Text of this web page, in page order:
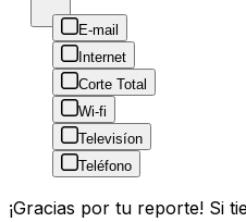
E-mail
Internet
Corte Total
Wi-fi
Televisíon
Teléfono
¡Gracias por tu reporte! Si